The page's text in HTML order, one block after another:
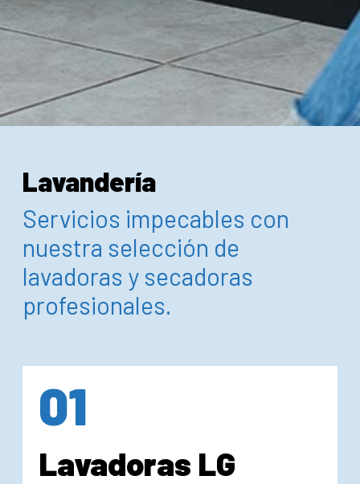
Lavandería
Servicios impecables con
nuestra selección de
lavadoras y secadoras
profesionales.
01
Lavadoras LG